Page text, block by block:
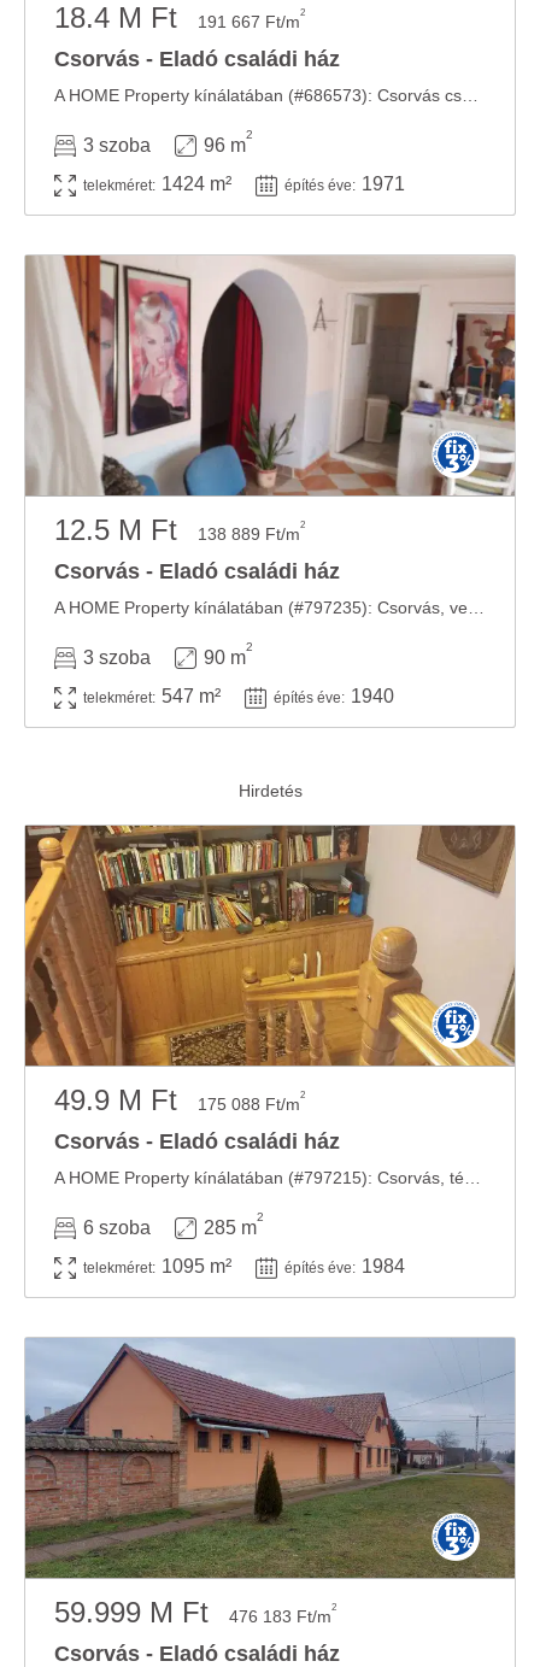
18.4 M Ft 191 667 Ft/m2
Csorvás - Eladó családi ház
3 szoba 96 m
2
telekméret: 1424 m² építés éve: 1971
12.5 M Ft 138 889 Ft/m2
Csorvás - Eladó családi ház
3 szoba 90 m
2
telekméret: 547 m² építés éve: 1940
49.9 M Ft 175 088 Ft/m2
Csorvás - Eladó családi ház
6 szoba 285 m
2
telekméret: 1095 m² építés éve: 1984
59.999 M Ft 476 183 Ft/m2
Csorvás - Eladó családi ház